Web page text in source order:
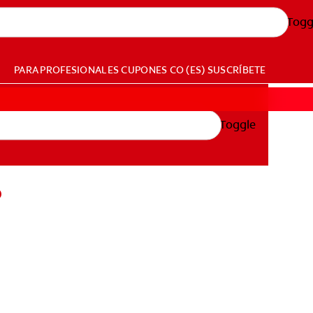
PARA PROFESIONALESCUPONES CO (ES) SUSCRÍBETE
Toggle